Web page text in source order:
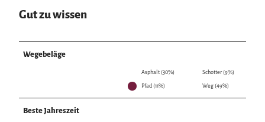
Gut zu wissen
Wegebeläge
Asphalt (30%) Schotter (9%)
Pfad (11%) Weg (49%)
Beste Jahreszeit